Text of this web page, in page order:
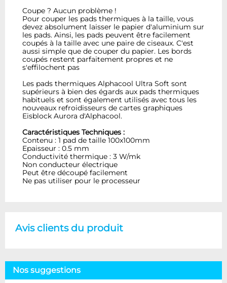
Coupe ? Aucun problème !
Pour couper les pads thermiques à la taille, vous
devez absolument laisser le papier d'aluminium sur
les pads. Ainsi, les pads peuvent être facilement
coupés à la taille avec une paire de ciseaux. C'est
aussi simple que de couper du papier. Les bords
coupés restent parfaitement propres et ne
s'effilochent pas
Les pads thermiques Alphacool Ultra Soft sont
supérieurs à bien des égards aux pads thermiques
habituels et sont également utilisés avec tous les
nouveaux refroidisseurs de cartes graphiques
Eisblock Aurora d'Alphacool.
Caractéristiques Techniques :
Contenu : 1 pad de taille 100x100mm
Epaisseur : 0.5 mm
Conductivité thermique : 3 W/mk
Non conducteur électrique
Peut être découpé facilement
Ne pas utiliser pour le processeur
Avis clients du produit
Nos suggestions